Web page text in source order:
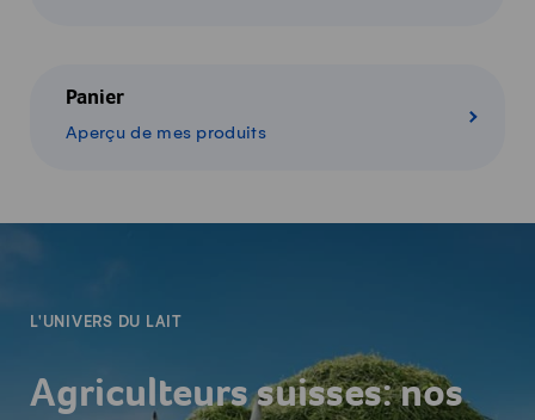
Panier
Aperçu de mes produits
L'UNIVERS DU LAIT
Agriculteurs suisses: nos